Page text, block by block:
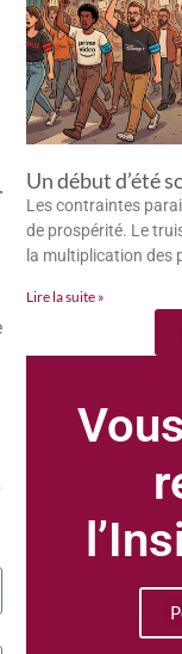
Un début d’été
Les contraintes
de prospérité. Le
la multiplication des
Lire la suite »